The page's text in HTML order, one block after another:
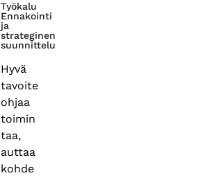
Työkalu
Ennakointi
ja
strateginen
suunnittelu
Hyvä
tavoite
ohjaa
toimin
taa,
auttaa
kohde